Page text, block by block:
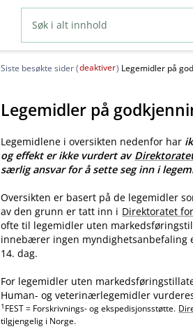
Siste besøkte sider (deaktiver) Legemidler på
Legemidler på
Legemidlene i oversikten nedenfor har
og effekt er ikke vurdert av
særlig ansvar for å sette seg inn i
Oversikten er basert på de legemidler
av den grunn er tatt inn i Direktoratet
ofte til legemidler uten
innebærer ingen myndighetsanbefaling
14. dag.
For legemidler uten
Human- og veterinærlegemidler
1 FEST = Forskrivnings- og ekspedisjonsstøtte.
tilgjengelig i Norge.